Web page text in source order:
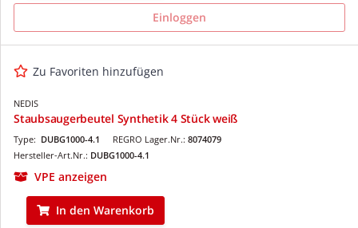
Einloggen
Zu Favoriten hinzufügen
NEDIS
Staubsaugerbeutel Synthetik 4 Stück weiß
REGRO Lager.Nr.: 8074079
Type: DUBG1000-4.1
Hersteller-Art.Nr.: DUBG1000-4.1
VPE anzeigen
In den Warenkorb